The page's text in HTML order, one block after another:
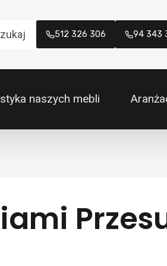
512 326 306 94 343
naszych mebli